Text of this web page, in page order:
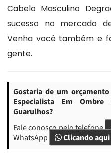
Cabelo Masculino
sucesso no mercado
Venha você também e
gente.
Gostaria de um
Especialista Em
Guarulhos?
Fale conosco pelo telefone
WhatsApp
Clicando aqui